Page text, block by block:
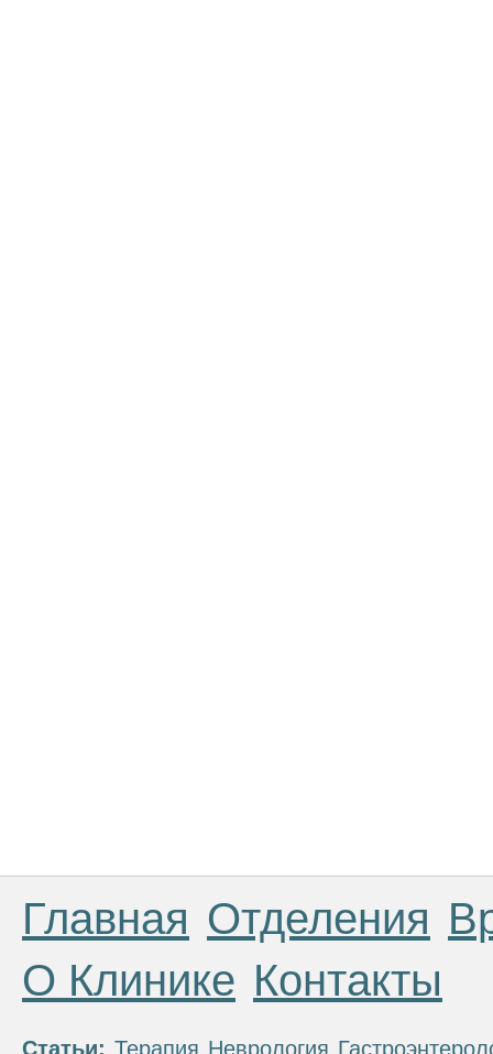
Главная Отделения
О Клинике Контакты
Статьи: Терапия Неврология